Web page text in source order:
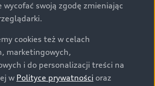
kontaktować się z Partnerem Marki
obecnie samochody marki Audi
z materiałów spełniających pod
odzysku i recyklingu wymagania
ISO 22628 i są zgodne z
wycofać swoją zgodę zmieniając
cookies też w celach
marketingowych,
i do personalizacji treści na
w Polityce prywatności oraz